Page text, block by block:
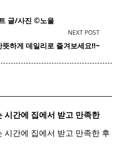
글/사진 ©노을
NEXT POST
하게 데일리로 즐겨보세요!!~
시간에 집에서 받고 만족한
시간에 집에서 받고 만족한 후